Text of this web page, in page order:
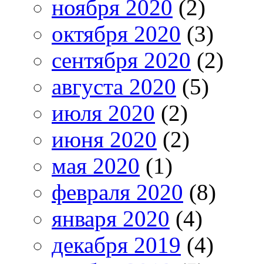
ноября 2020 (2)
октября 2020 (3)
сентября 2020 (2)
августа 2020 (5)
июля 2020 (2)
июня 2020 (2)
мая 2020 (1)
февраля 2020 (8)
января 2020 (4)
декабря 2019 (4)